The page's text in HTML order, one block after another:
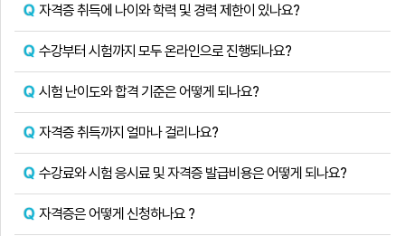
자격증 취득에 나이와 학력 및 경력 제한이 있나요?
수강부터 시험까지 모두 온라인으로 진행되나요?
시험 난이도와 합격 기준은 어떻게 되나요?
자격증 취득까지 얼마나 걸리나요?
수강료와 시험 응시료 및 자격증 발급비용은 어떻게 되나요?
자격증은 어떻게 신청하나요 ?